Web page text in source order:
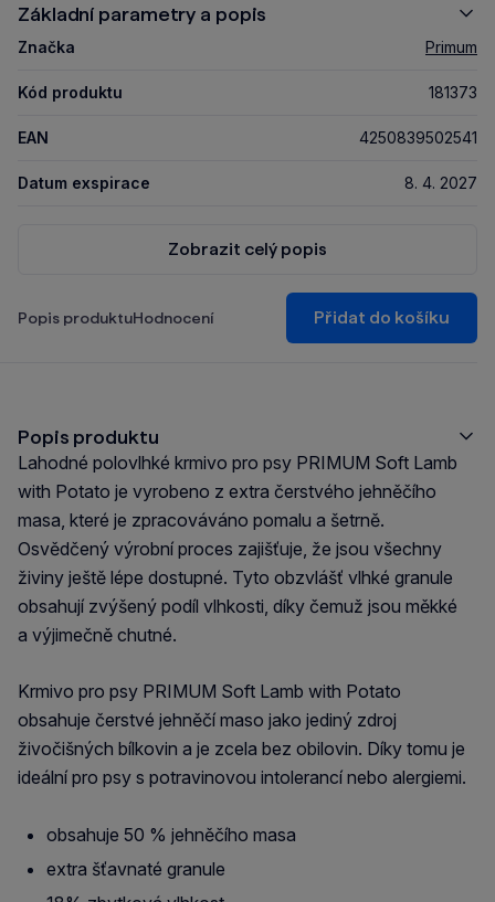
Základní parametry a popis
Značka Primum
Kód produktu 181373
EAN 4250839502541
Datum exspirace 8. 4. 2027
Zobrazit celý popis
Popis produktuHodnocení Přidat do košíku
Popis produktu
Lahodné polovlhké krmivo pro psy PRIMUM Soft Lamb
with Potato je vyrobeno z extra čerstvého jehněčího
masa, které je zpracováváno pomalu a šetrně.
Osvědčený výrobní proces zajišťuje, že jsou všechny
živiny ještě lépe dostupné. Tyto obzvlášť vlhké granule
obsahují zvýšený podíl vlhkosti, díky čemuž jsou měkké
a výjimečně chutné.
Krmivo pro psy PRIMUM Soft Lamb with Potato
obsahuje čerstvé jehněčí maso jako jediný zdroj
živočišných bílkovin a je zcela bez obilovin. Díky tomu je
ideální pro psy s potravinovou intolerancí nebo alergiemi.
obsahuje 50 % jehněčího masa
extra šťavnaté granule